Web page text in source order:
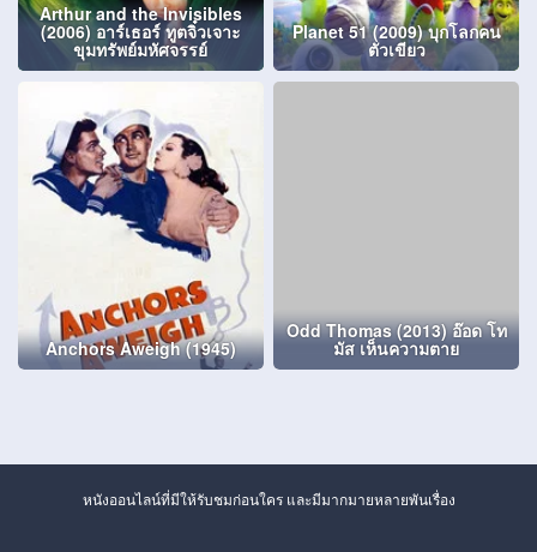
Arthur and the Invisibles
(2006) อาร์เธอร์ ทูตจิ๋วเจาะ
ขุมทรัพย์มหัศจรรย์
Planet 51 (2009) บุกโลกคน
ตัวเขียว
Anchors Aweigh (1945)
Odd Thomas (2013) อ๊อด โท
มัส เห็นความตาย
หนังออนไลน์ที่มีให้รับชมก่อนใคร และมีมากมายหลายพันเรื่อง